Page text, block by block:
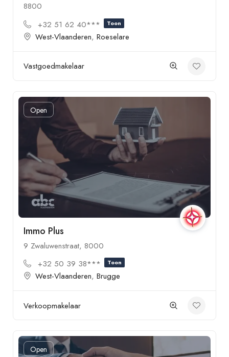
8800
+32 51 62 40***
Toon
West-Vlaanderen, Roeselare
Vastgoedmakelaar
Open
Immo Plus
9 Zwaluwenstraat, 8000
+32 50 39 38***
Toon
West-Vlaanderen, Brugge
Verkoopmakelaar
Open